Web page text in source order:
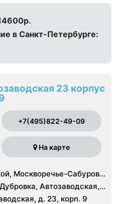
в Санкт-Петербурге:
23 корпус
+7(495)822-49-09
На карте
Москворечье-Сабурово,
Затон, Нагорный
Автозаводская,
Угрешская
д. 23, корп. 9